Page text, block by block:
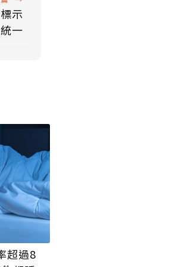
示
一
超過8